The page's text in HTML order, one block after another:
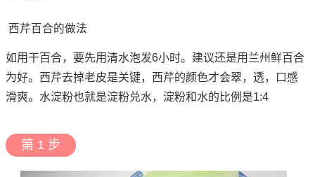
西芹百合的做法
如用干百合，要先用清水泡发6小时。建议还是用兰州鲜百合
为好。西芹去掉老皮是关键，西芹的颜色才会翠，透，口感
滑爽。水淀粉也就是淀粉兑水，淀粉和水的比例是1:4
第 1 步